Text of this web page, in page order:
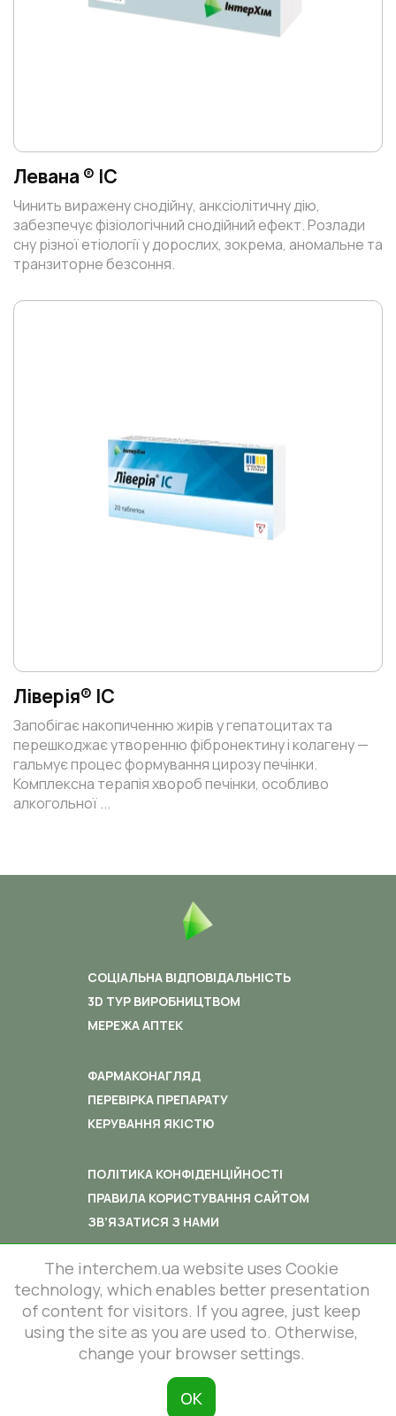
Левана ® ІС
Чинить виражену снодійну, анксіолітичну дію,
забезпечує фізіологічний снодійний ефект. Розлади
сну різної етіології у дорослих, зокрема, аномальне та
транзиторне безсоння.
Ліверія® ІС
Запобігає накопиченню жирів у гепатоцитах та
перешкоджає утворенню фібронектину і колагену —
гальмує процес формування цирозу печінки.
Комплексна терапія хвороб печінки, особливо
алкогольної ...
СОЦІАЛЬНА ВІДПОВІДАЛЬНІСТЬ
3D ТУР ВИРОБНИЦТВОМ
МЕРЕЖА АПТЕК
ФАРМАКОНАГЛЯД
ПЕРЕВІРКА ПРЕПАРАТУ
КЕРУВАННЯ ЯКІСТЮ
ПОЛІТИКА КОНФІДЕНЦІЙНОСТІ
ПРАВИЛА КОРИСТУВАННЯ САЙТОМ
ЗВ’ЯЗАТИСЯ З НАМИ
© 2012-2026 All rights reserved.
86 Lustdorfska road, Odesa, Ukraine
InterChem SLC.
This site is protected by reCAPTCHA
and the Google Privacy Policy
Terms of Service
The interchem.ua website uses Cookie
technology, which enables better presentation
of content for visitors. If you agree, just keep
using the site as you are used to. Otherwise,
change your browser settings.
ОК